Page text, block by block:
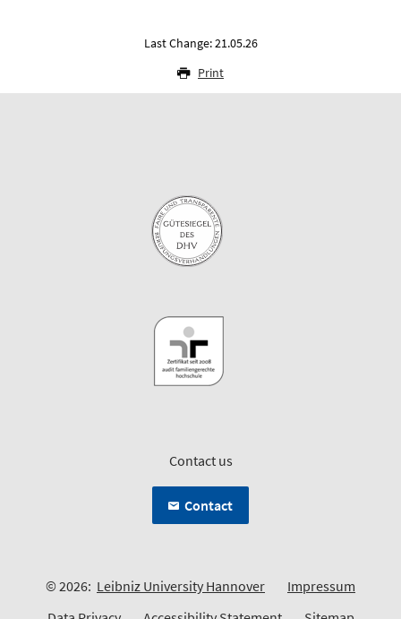
Last Change: 21.05.26
Print
Contact us
Contact
© 2026: Leibniz University Hannover
Impressum